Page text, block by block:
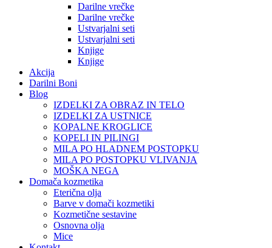
Darilne vrečke
Darilne vrečke
Ustvarjalni seti
Ustvarjalni seti
Knjige
Knjige
Akcija
Darilni Boni
Blog
IZDELKI ZA OBRAZ IN TELO
IZDELKI ZA USTNICE
KOPALNE KROGLICE
KOPELI IN PILINGI
MILA PO HLADNEM POSTOPKU
MILA PO POSTOPKU VLIVANJA
MOŠKA NEGA
Domača kozmetika
Eterična olja
Barve v domači kozmetiki
Kozmetične sestavine
Osnovna olja
Mice